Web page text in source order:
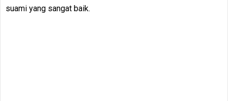
suami yang sangat baik.